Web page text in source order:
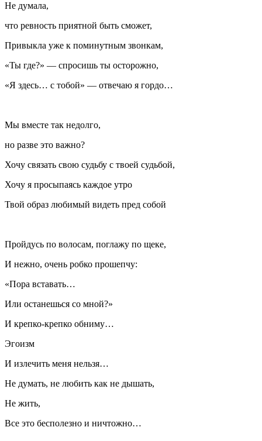
Не думала,
что ревность приятной быть сможет,
Привыкла уже к поминутным звонкам,
«Ты где?» — спросишь ты осторожно,
«Я здесь… с тобой» — отвечаю я гордо…
Мы вместе так недолго,
но разве это важно?
Хочу связать свою судьбу с твоей судьбой,
Хочу я просыпаясь каждое утро
Твой образ любимый видеть пред собой
Пройдусь по волосам, поглажу по щеке,
И нежно, очень робко прошепчу:
«Пора вставать…
Или останешься со мной?»
И крепко-крепко обниму…
Эгоизм
И излечить меня нельзя…
Не думать, не любить как не дышать,
Не жить,
Все это бесполезно и ничтожно…